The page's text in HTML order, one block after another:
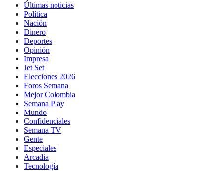
Últimas noticias
Política
Nación
Dinero
Deportes
Opinión
Impresa
Jet Set
Elecciones 2026
Foros Semana
Mejor Colombia
Semana Play
Mundo
Confidenciales
Semana TV
Gente
Especiales
Arcadia
Tecnología